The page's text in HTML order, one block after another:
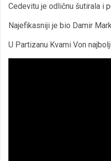
Cedevitu je odličnu šutirala i
Najefikasniji je bio Damir
U Partizanu Kvami Von